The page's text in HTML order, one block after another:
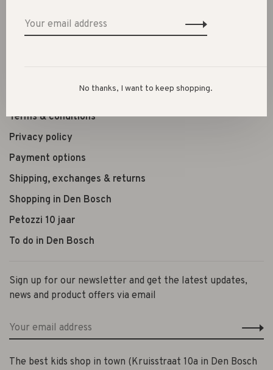
Shop the look
Terms & conditions
Privacy policy
Payment options
Shipping, exchanges & returns
Shopping in Den Bosch
Petozzi 10 jaar
To do in Den Bosch
Sign up for our newsletter and get the latest updates,
news and product offers via email
The best kids shop in town (Kruisstraat 10a in Den Bosch
No thanks, I want to keep shopping.